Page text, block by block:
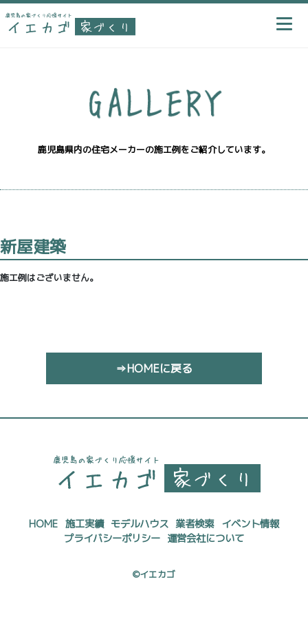
鹿児島県内の住宅メーカーの施工例をご紹介しています。
新屋建築
施工例はございません。
⇒HOMEに戻る
HOME 施工実績 モデルハウス 業者検索 イベント情報
プライバシーポリシー 運営会社について
©イエカゴ